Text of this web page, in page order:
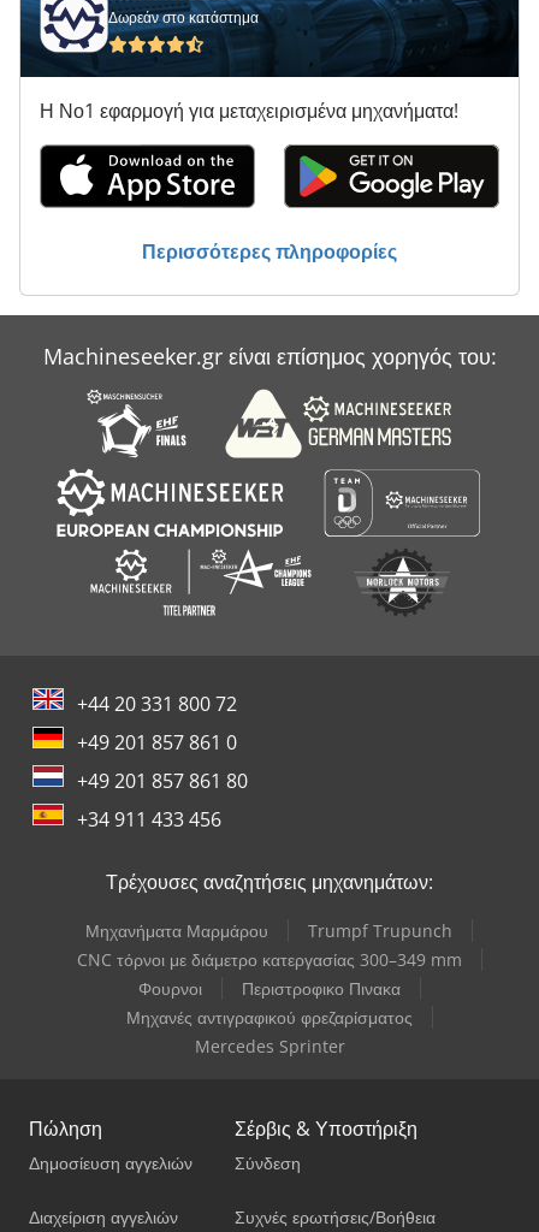
Atlas Copco Ga 408
Atlas Copco Ga 45
Atlas Copco Ga 45 Ff
Atlas Copco Ga 508
Atlas Copco Ga 708
Atlas Copco Ga 808
Atlas Copco Ga 90
Atlas Copco Ga 90 Ff
Δωρεάν στο κατάστημα
Η Νο1 εφαρμογή για μεταχειρισμένα μηχανήματα!
Περισσότερες πληροφορίες
Machineseeker.gr είναι επίσημος χορηγός του:
+44 20 331 800 72
+49 201 857 861 0
+49 201 857 861 80
+34 911 433 456
Τρέχουσες αναζητήσεις μηχανημάτων:
Μηχανήματα Μαρμάρου
Trumpf Trupunch
CNC τόρνοι με διάμετρο κατεργασίας 300–349 mm
Φουρνοι
Περιστροφικο Πινακα
Μηχανές αντιγραφικού φρεζαρίσματος
Mercedes Sprinter
Πώληση
Δημοσίευση αγγελιών
Διαχείριση αγγελιών
Σέρβις & Υποστήριξη
Σύνδεση
Συχνές ερωτήσεις/Βοήθεια